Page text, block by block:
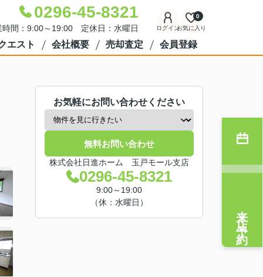
0296-45-8321
時間：9:00～19:00 定休日：水曜日 ログインお気に入り
0
エスト 会社概要 売却査定 会員登録
お気軽にお問い合わせください
無料お問い合わせ
株式会社日進ホーム 玉戸モール支店
0296-45-8321
9:00～19:00
（休：水曜日）
来店予約